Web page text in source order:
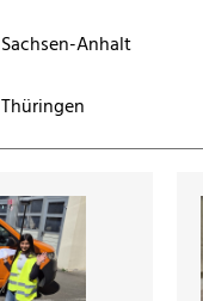
Sachsen-Anhalt
Thüringen